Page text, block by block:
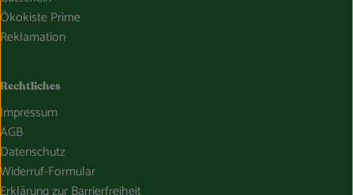
Ökokiste Prime
Reklamation
Rechtliches
Impressum
AGB
Datenschutz
Widerruf-Formular